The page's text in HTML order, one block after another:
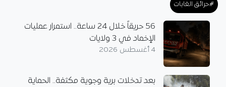
#حرائق الغابات
56 حريقاً خلال 24 ساعة.. استمرار عمليات
الإخماد في 3 ولايات
4 أغسطس 2026
بعد تدخلات برية وجوية مكثفة.. الحماية